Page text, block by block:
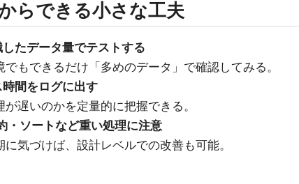
らできる小さな工夫
たデータ量でテストする
もできるだけ「多めのデータ」で確認してみる。
間をログに出す
遅いのかを定量的に把握できる。
・ソートなど重い処理に注意
気づけば、設計レベルでの改善も可能。